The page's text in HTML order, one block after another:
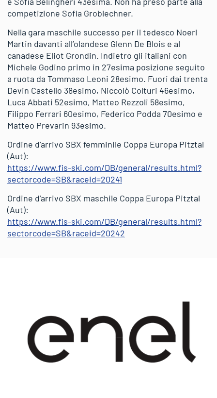
competizione Sofia Groblechner.
Nella gara maschile successo per il tedesco Noerl
Martin davanti all’olandese Glenn De Blois e al
canadese Eliot Grondin. Indietro gli italiani con
Michele Godino primo in 27esima posizione seguito
a ruota da Tommaso Leoni 28esimo. Fuori dai trenta
Devin Castello 38esimo, Niccolò Colturi 46esimo,
Luca Abbati 52esimo, Matteo Rezzoli 58esimo,
Filippo Ferrari 60esimo, Federico Podda 70esimo e
Matteo Prevarin 93esimo.
Ordine d’arrivo SBX femminile Coppa Europa Pitztal
(Aut):
https://www.fis-ski.com/DB/general/results.html?
sectorcode=SB&raceid=20241
Ordine d’arrivo SBX maschile Coppa Europa Pitztal
(Aut):
https://www.fis-ski.com/DB/general/results.html?
sectorcode=SB&raceid=20242